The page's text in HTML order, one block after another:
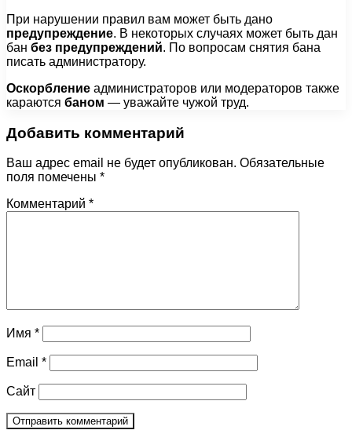
При нарушении правил вам может быть дано
предупреждение. В некоторых случаях может быть дан
бан без предупреждений. По вопросам снятия бана
писать администратору.
Оскорбление администраторов или модераторов также
караются баном — уважайте чужой труд.
Добавить комментарий
Ваш адрес email не будет опубликован. Обязательные
поля помечены *
Комментарий *
Имя *
Email *
Сайт